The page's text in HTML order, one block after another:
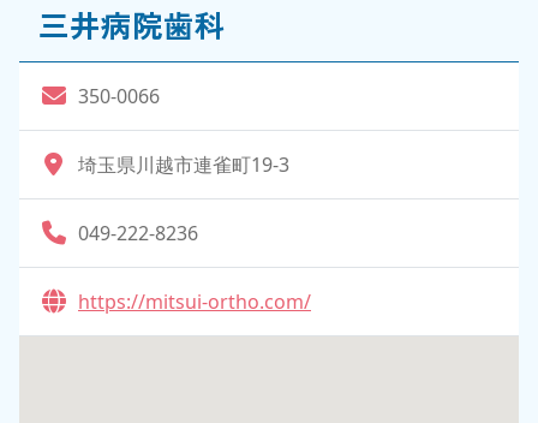
三井病院歯科
350-0066
埼玉県川越市連雀町19-3
049-222-8236
https://mitsui-ortho.com/